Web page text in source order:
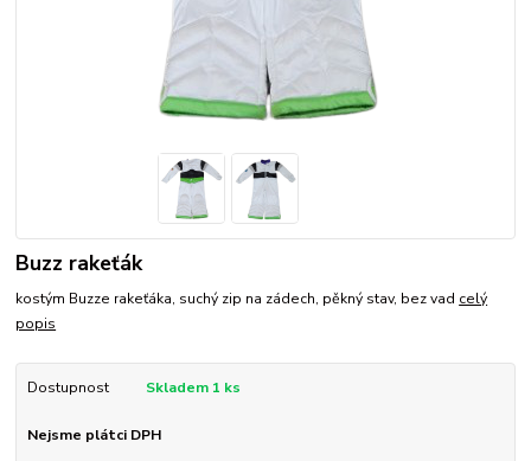
Buzz rakeťák
kostým Buzze rakeťáka, suchý zip na zádech, pěkný stav, bez vad celý
popis
Dostupnost Skladem 1 ks
Nejsme plátci DPH